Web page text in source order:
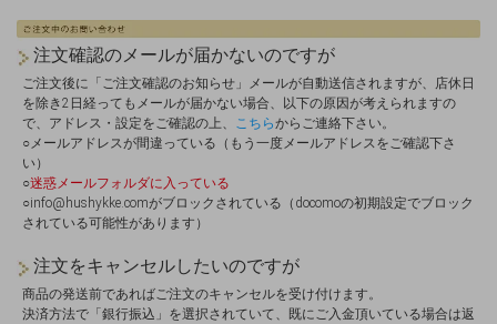
注文確認のメールが届かないのですが
ご注文後に「ご注文確認のお知らせ」メールが自動送信されますが、店休日
を除き2日経ってもメールが届かない場合、以下の原因が考えられますの
で、アドレス・設定をご確認の上、
こちらからご連絡下さい。
○メールアドレスが間違っている（もう一度メールアドレスをご確認下さ
い）
○迷惑メールフォルダに入っている
○info@hushykke.comがブロックされている（docomoの初期設定でブロック
されている可能性があります）
注文をキャンセルしたいのですが
商品の発送前であればご注文のキャンセルを受け付けます。
決済方法で「銀行振込」を選択されていて、既にご入金頂いている場合は返